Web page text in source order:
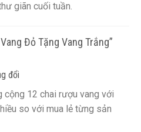
giãn cuối tuần.
Đỏ Tặng Vang Trắng”
đổi
cộng 12 chai rượu vang với
so với mua lẻ từng sản